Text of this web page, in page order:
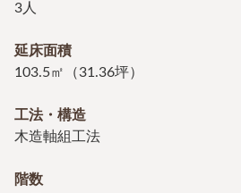
3人
延床面積
103.5㎡（31.36坪）
工法・構造
木造軸組工法
階数